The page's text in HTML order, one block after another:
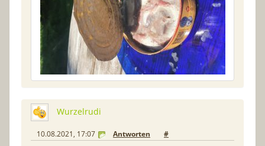
Wurzelrudi
10.08.2021, 17:07 Antworten #